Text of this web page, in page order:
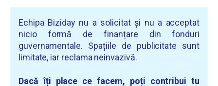
Echipa Biziday nu a solicitat și nu a acceptat
nicio formă de finanțare din fonduri
guvernamentale. Spațiile de publicitate sunt
limitate, iar reclama neinvazivă.
Dacă îți place ce facem, poți contribui tu